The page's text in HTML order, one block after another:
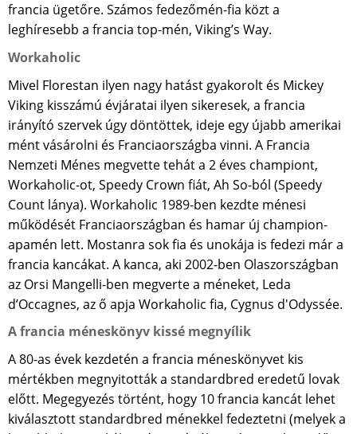
francia ügetőre. Számos fedezőmén-fia közt a
leghíresebb a francia top-mén, Viking’s Way.
Workaholic
Mivel Florestan ilyen nagy hatást gyakorolt és Mickey
Viking kisszámú évjáratai ilyen sikeresek, a francia
irányító szervek úgy döntöttek, ideje egy újabb amerikai
mént vásárolni és Franciaországba vinni. A Francia
Nemzeti Ménes megvette tehát a 2 éves championt,
Workaholic-ot, Speedy Crown fiát, Ah So-ból (Speedy
Count lánya). Workaholic 1989-ben kezdte ménesi
működését Franciaországban és hamar új champion-
apamén lett. Mostanra sok fia és unokája is fedezi már a
francia kancákat. A kanca, aki 2002-ben Olaszországban
az Orsi Mangelli-ben megverte a méneket, Leda
d’Occagnes, az ő apja Workaholic fia, Cygnus d'Odyssée.
A francia méneskönyv kissé megnyílik
A 80-as évek kezdetén a francia méneskönyvet kis
mértékben megnyitották a standardbred eredetű lovak
előtt. Megegyezés történt, hogy 10 francia kancát lehet
kiválasztott standardbred ménekkel fedeztetni (melyek a